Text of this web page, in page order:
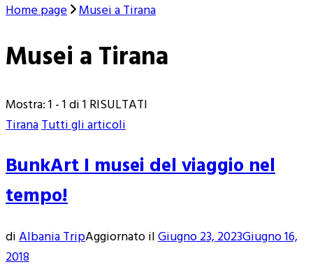
Home page Musei a Tirana
Musei a Tirana
Mostra: 1 - 1 di 1 RISULTATI
TiranaTutti gli articoli
BunkArt I musei del viaggio nel
tempo!
diAlbania TripAggiornato ilGiugno 23, 2023Giugno 16,
2018